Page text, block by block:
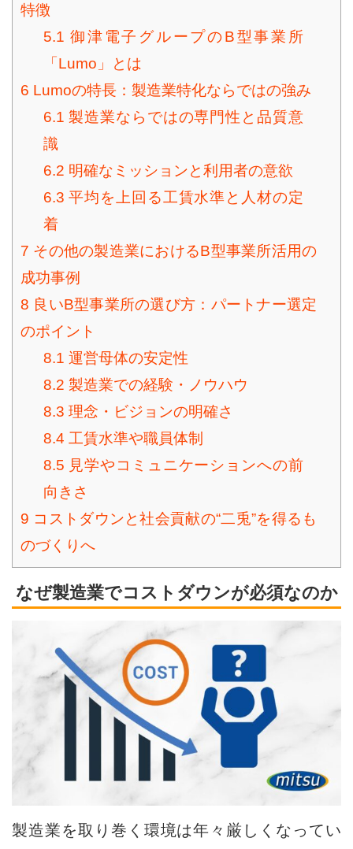
特徴
5.1 御津電子グループのB型事業所
「Lumo」とは
6 Lumoの特長：製造業特化ならではの強み
6.1 製造業ならではの専門性と品質意
識
6.2 明確なミッションと利用者の意欲
6.3 平均を上回る工賃水準と人材の定
着
7 その他の製造業におけるB型事業所活用の
成功事例
8 良いB型事業所の選び方：パートナー選定
のポイント
8.1 運営母体の安定性
8.2 製造業での経験・ノウハウ
8.3 理念・ビジョンの明確さ
8.4 工賃水準や職員体制
8.5 見学やコミュニケーションへの前
向きさ
9 コストダウンと社会貢献の“二兎”を得るも
のづくりへ
なぜ製造業でコストダウンが必須なのか
製造業を取り巻く環境は年々厳しくなってい